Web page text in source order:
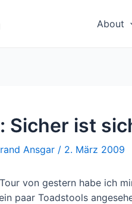
About
Sicher ist
Ansgar / 2. März 2009
von gestern habe ich
paar Toadstools